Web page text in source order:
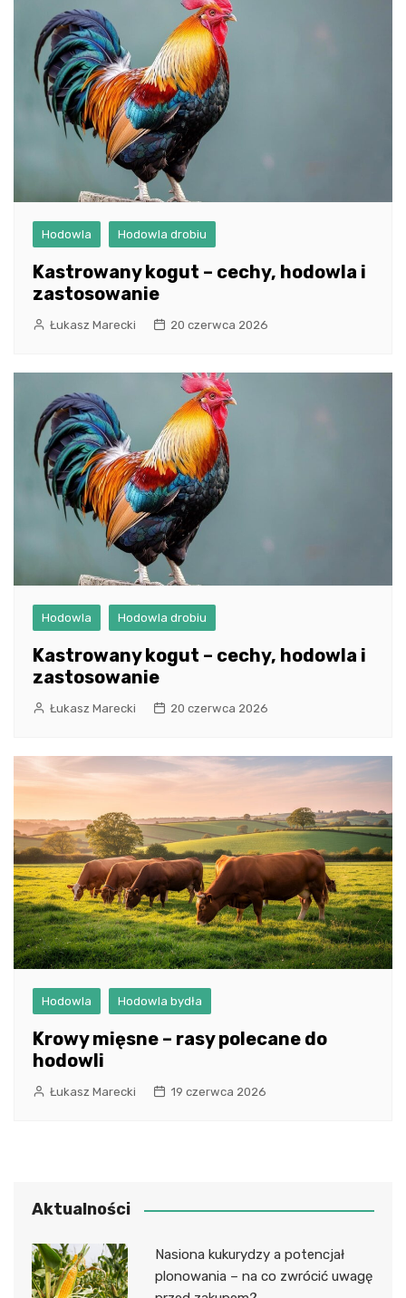
Hodowla Hodowla drobiu
Kastrowany kogut – cechy, hodowla i
zastosowanie
Łukasz Marecki 20 czerwca 2026
Hodowla Hodowla drobiu
Kastrowany kogut – cechy, hodowla i
zastosowanie
Łukasz Marecki 20 czerwca 2026
Hodowla Hodowla bydła
Krowy mięsne – rasy polecane do
hodowli
Łukasz Marecki 19 czerwca 2026
Aktualności
Nasiona kukurydzy a potencjał
plonowania – na co zwrócić uwagę